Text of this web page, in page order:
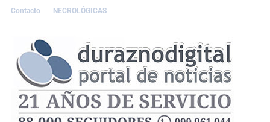
Contacto NECROLÓGICAS